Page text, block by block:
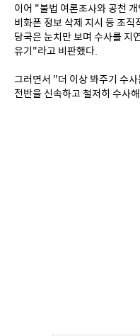
이어 "불법 여론조사와 공천
비화폰 정보 삭제 지시 등 조
당국은 눈치만 보며 수사를
유기"라고 비판했다.
그러면서 "더 이상 봐주기 수
전반을 신속하고 철저히 수사